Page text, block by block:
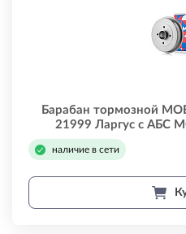
Барабан тормозной
21999 Ларгус с АБС
наличие в сети